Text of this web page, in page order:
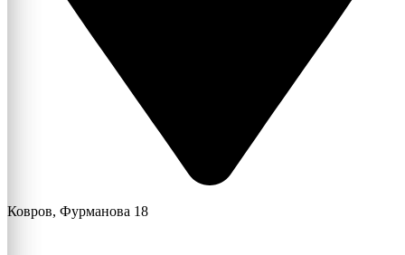
Ковров, Фурманова 18